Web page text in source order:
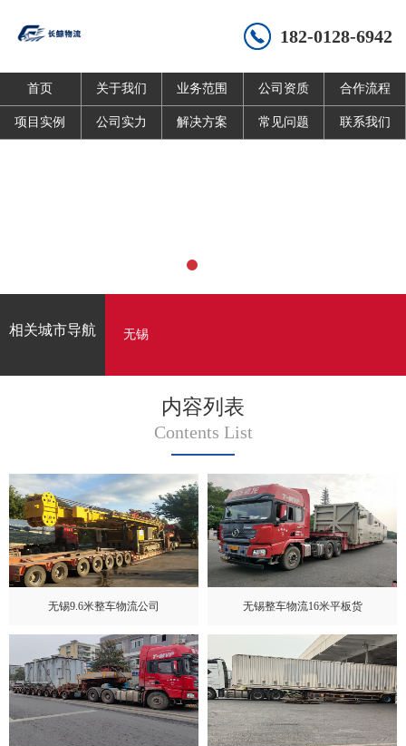
182-0128-6942
首页 关于我们 业务范围 公司资质 合作流程
项目实例 公司实力 解决方案 常见问题 联系我们
相关城市导航 无锡
内容列表
Contents List
无锡9.6米整车物流公司 无锡整车物流16米平板货